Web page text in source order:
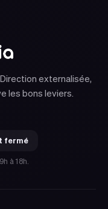
Direction externalisée,
les bons leviers.
fermé
à 18h.